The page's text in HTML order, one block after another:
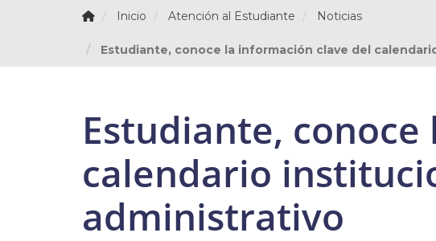
Inicio Atención al Estudiante Noticias
Estudiante, conoce la información clave del
Estudiante,
calendario
administrativo